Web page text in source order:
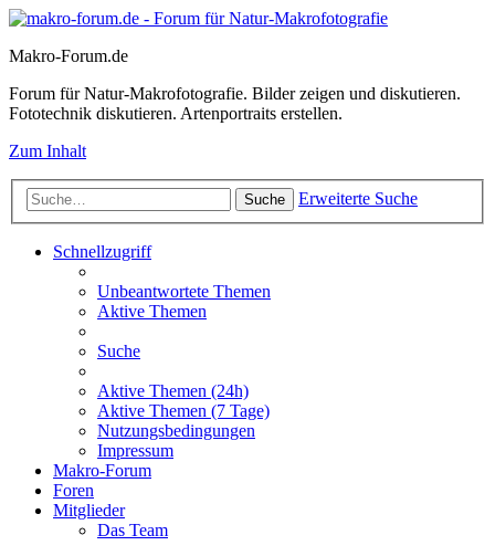
Makro-Forum.de
Forum für Natur-Makrofotografie. Bilder zeigen und diskutieren.
Fototechnik diskutieren. Artenportraits erstellen.
Zum Inhalt
Suche Erweiterte Suche
Schnellzugriff
Unbeantwortete Themen
Aktive Themen
Suche
Aktive Themen (24h)
Aktive Themen (7 Tage)
Nutzungsbedingungen
Impressum
Makro-Forum
Foren
Mitglieder
Das Team